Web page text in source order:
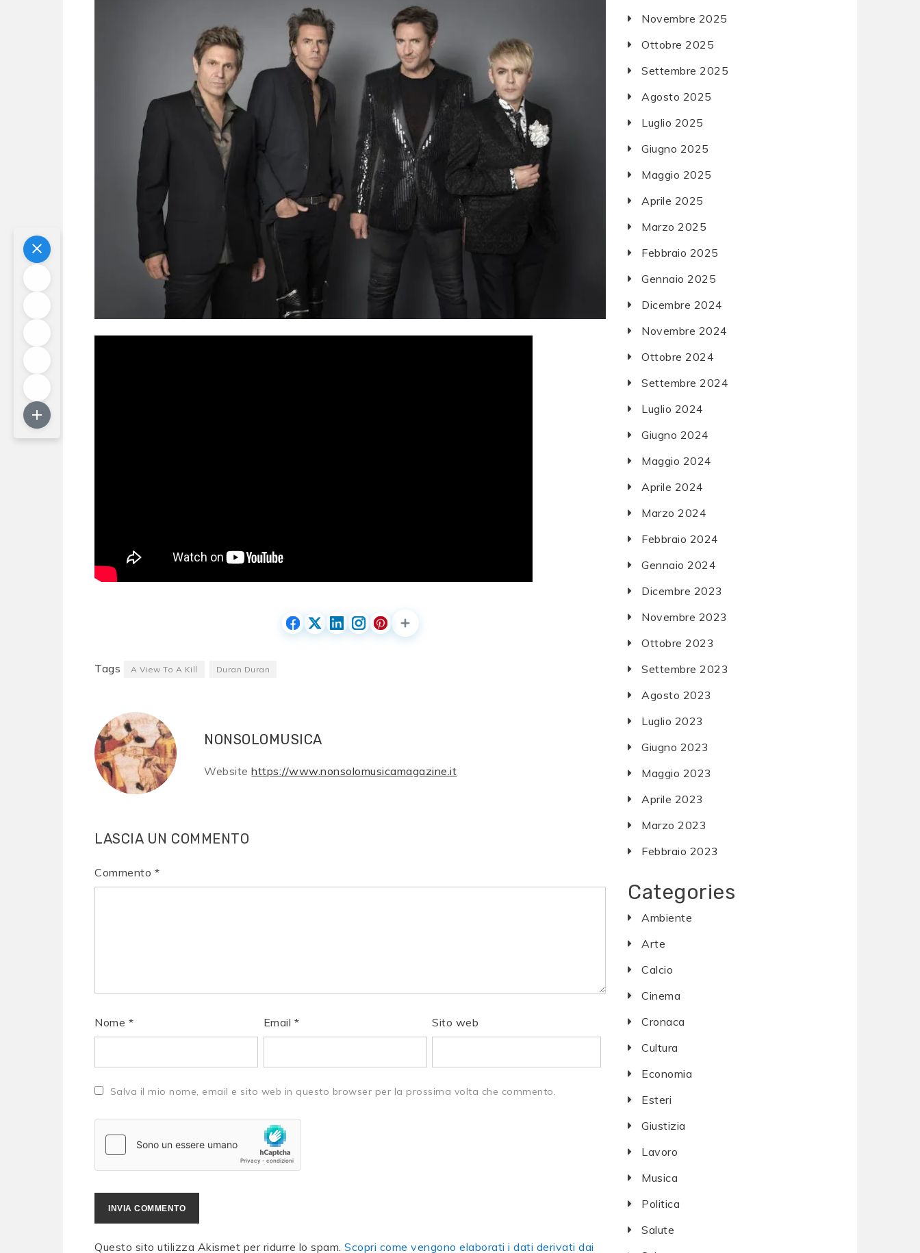
Tags A View To A Kill Duran Duran
NONSOLOMUSICA
Website https://www.nonsolomusicamagazine.it
LASCIA UN COMMENTO
Commento *
Nome * Email * Sito web
Salva il mio nome, email e sito web in questo browser per la prossima volta che commento.
Questo sito utilizza Akismet per ridurre lo spam.Scopri come vengono elaborati i dati derivati dai
Novembre 2025
Ottobre 2025
Settembre 2025
Agosto 2025
Luglio 2025
Giugno 2025
Maggio 2025
Aprile 2025
Marzo 2025
Febbraio 2025
Gennaio 2025
Dicembre 2024
Novembre 2024
Ottobre 2024
Settembre 2024
Luglio 2024
Giugno 2024
Maggio 2024
Aprile 2024
Marzo 2024
Febbraio 2024
Gennaio 2024
Dicembre 2023
Novembre 2023
Ottobre 2023
Settembre 2023
Agosto 2023
Luglio 2023
Giugno 2023
Maggio 2023
Aprile 2023
Marzo 2023
Febbraio 2023
Categories
Ambiente
Arte
Calcio
Cinema
Cronaca
Cultura
Economia
Esteri
Giustizia
Lavoro
Musica
Politica
Salute